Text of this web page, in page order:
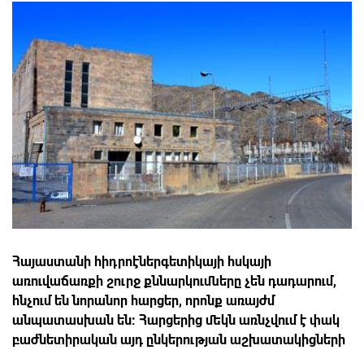
Հայաստանի հիդրոէներգետիկայի հսկայի
առուվաճառքի շուրջ քննարկումները չեն դադարում,
հնչում են նորանոր հարցեր, որոնք առայժմ
անպատասխան են: Հարցերից մեկն առնչվում է փակ
բաժնետիրական այդ ընկերության աշխատակիցների